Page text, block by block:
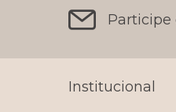
Participe
Institucional